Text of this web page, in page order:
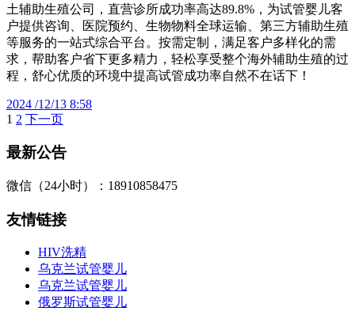
土辅助生殖公司，直营诊所成功率高达89.8%，为试管婴儿客
户提供咨询、医院预约、生物物料全球运输、第三方辅助生殖
等服务的一站式综合平台。按需定制，满足客户多样化的需
求，帮助客户省下更多精力，轻松享受整个海外辅助生殖的过
程，舒心优质的环境中提高试管成功率自然不在话下！
2024 /12/13 8:58
文
章
页
1 2 下一页
最新公告
微信（24小时）：18910858475
友情链接
HIV洗精
乌克兰试管婴儿
乌克兰试管婴儿
俄罗斯试管婴儿